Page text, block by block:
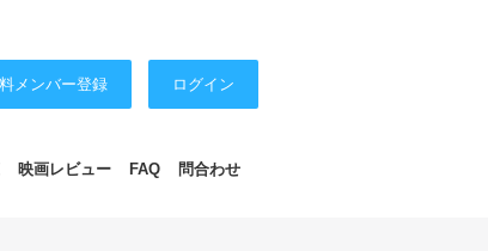
メンバー登録 ログイン
映画レビュー FAQ 問合わせ